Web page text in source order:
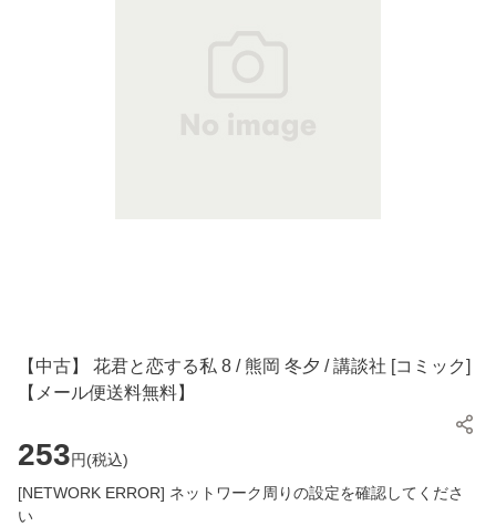
【中古】 花君と恋する私 8 / 熊岡 冬夕 / 講談社 [コミック]
【メール便送料無料】
253円(税込)
[NETWORK ERROR] ネットワーク周りの設定を確認してくださ
い